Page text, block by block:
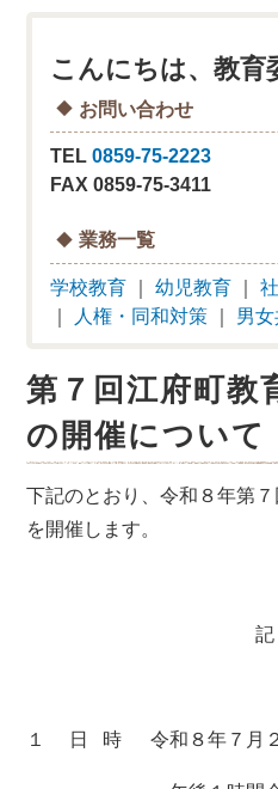
こんにちは、教育
お問い合わせ
TEL0859-75-2223
FAX 0859-75-3411
業務一覧
学校教育 ｜幼児教育 ｜
人権・同和対策 男
第７回江府町教
の開催について
下記のとおり、令和８年第
を開催します。
記
１ 日 時 令和８年７月２